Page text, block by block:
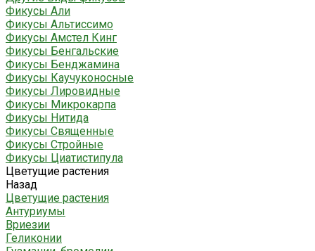
Фикусы Али
Фикусы Альтиссимо
Фикусы Амстел Кинг
Фикусы Бенгальские
Фикусы Бенджамина
Фикусы Каучуконосные
Фикусы Лировидные
Фикусы Микрокарпа
Фикусы Нитида
Фикусы Священные
Фикусы Стройные
Фикусы Циатистипула
Цветущие растения
Назад
Цветущие растения
Антуриумы
Вриезии
Геликонии